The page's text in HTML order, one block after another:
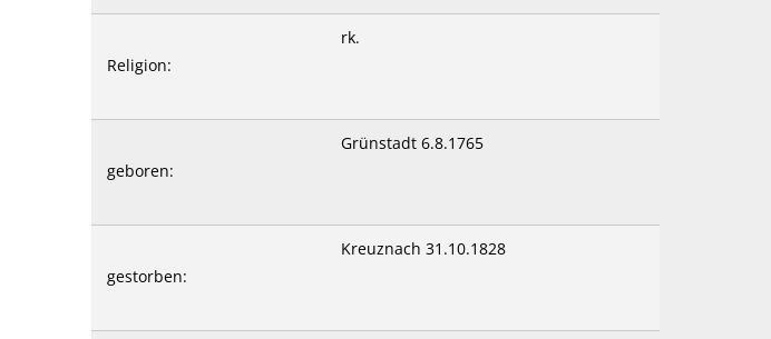
Religion:
rk.
geboren:
Grünstadt 6.8.1765
gestorben:
Kreuznach 31.10.1828